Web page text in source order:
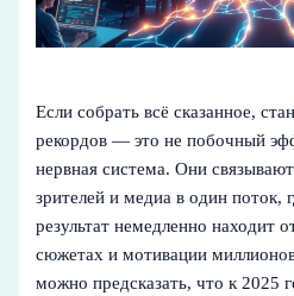
Если собрать всё сказанное,
рекордов — это не побочный
нервная система. Они
зрителей и медиа в один поток,
результат немедленно находит
сюжетах и мотивации
можно предсказать, что к 2025